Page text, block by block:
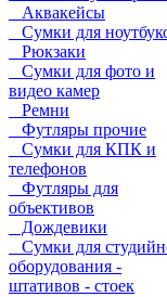
Аквакейсы
Сумки для
Рюкзаки
Сумки для фото и
видео камер
Ремни
Футляры прочие
Сумки для КПК и
телефонов
Футляры для
объективов
Дождевики
Сумки для
оборудования -
штативов - стоек